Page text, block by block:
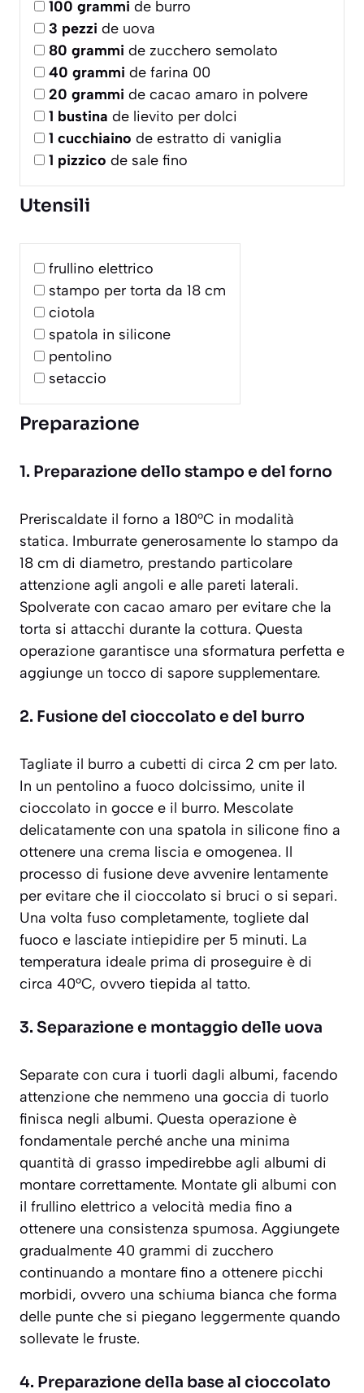
100 grammi de burro
3 pezzi de uova
80 grammi de zucchero semolato
40 grammi de farina 00
20 grammi de cacao amaro in polvere
1 bustina de lievito per dolci
1 cucchiaino de estratto di vaniglia
1 pizzico de sale fino
Utensili
frullino elettrico
stampo per torta da 18 cm
ciotola
spatola in silicone
pentolino
setaccio
Preparazione
1. Preparazione dello stampo e del forno
Preriscaldate il forno a 180°C in modalità
statica. Imburrate generosamente lo stampo da
18 cm di diametro, prestando particolare
attenzione agli angoli e alle pareti laterali.
Spolverate con cacao amaro per evitare che la
torta si attacchi durante la cottura. Questa
operazione garantisce una sformatura perfetta e
aggiunge un tocco di sapore supplementare.
2. Fusione del cioccolato e del burro
Tagliate il burro a cubetti di circa 2 cm per lato.
In un pentolino a fuoco dolcissimo, unite il
cioccolato in gocce e il burro. Mescolate
delicatamente con una spatola in silicone fino a
ottenere una crema liscia e omogenea. Il
processo di fusione deve avvenire lentamente
per evitare che il cioccolato si bruci o si separi.
Una volta fuso completamente, togliete dal
fuoco e lasciate intiepidire per 5 minuti. La
temperatura ideale prima di proseguire è di
circa 40°C, ovvero tiepida al tatto.
3. Separazione e montaggio delle uova
Separate con cura i tuorli dagli albumi, facendo
attenzione che nemmeno una goccia di tuorlo
finisca negli albumi. Questa operazione è
fondamentale perché anche una minima
quantità di grasso impedirebbe agli albumi di
montare correttamente. Montate gli albumi con
il frullino elettrico a velocità media fino a
ottenere una consistenza spumosa. Aggiungete
gradualmente 40 grammi di zucchero
continuando a montare fino a ottenere picchi
morbidi, ovvero una schiuma bianca che forma
delle punte che si piegano leggermente quando
sollevate le fruste.
4. Preparazione della base al cioccolato